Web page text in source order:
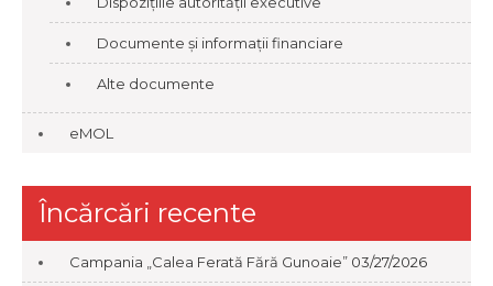
Documente și informații financiare
Alte documente
eMOL
Încărcări recente
Campania „Calea Ferată Fără Gunoaie” 03/27/2026